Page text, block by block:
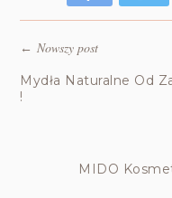
← Nowszy post
Mydła Naturalne Od
!
MIDO